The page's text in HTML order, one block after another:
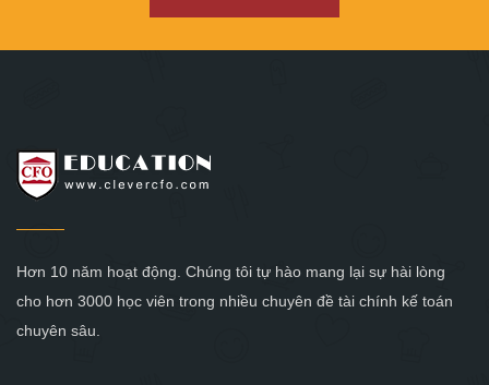
Hơn 10 năm hoạt động. Chúng tôi tự hào mang lại sự hài lòng
cho hơn 3000 học viên trong nhiều chuyên đề tài chính kế toán
chuyên sâu.